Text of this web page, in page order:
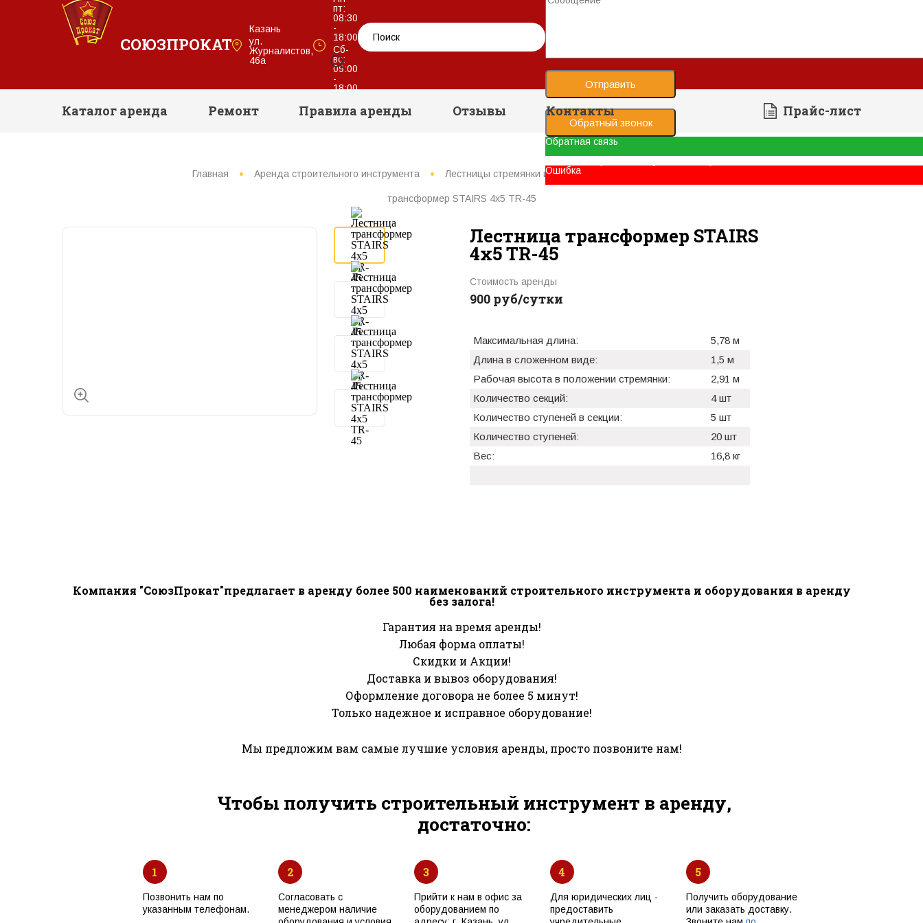
СОЮЗПРОКАТ
Казань
ул.
Журналистов,
46а
пт:
08:30
-
18:00
Сб-
вс:
09:00
-
18:00
Отправить
Обратный звонок
Обратная связь
Ошибка
Каталог аренда Ремонт Правила аренды Отзывы Контакты Прайс-лист
Главная Аренда строительного инструмента Лестницы стремянки и лестницы трансформер
трансформер STAIRS 4х5 TR-45
Лестница трансформер STAIRS
4х5 TR-45
Стоимость аренды
900 руб/сутки
Максимальная длина:
5,78 м
Длина в сложенном виде:
1,5 м
Рабочая высота в положении стремянки:
2,91 м
Количество секций:
4 шт
Количество ступеней в секции:
5 шт
Количество ступеней:
20 шт
Вес:
16,8 кг
Компания "СоюзПрокат"предлагает в аренду более 500 наименований строительного инструмента и оборудования в аренду
без залога!
Гарантия на время аренды!
Любая форма оплаты!
Скидки и Акции!
Доставка и вывоз оборудования!
Оформление договора не более 5 минут!
Только надежное и исправное оборудование!
Мы предложим вам самые лучшие условия аренды, просто позвоните нам!
Чтобы получить строительный инструмент в аренду,
достаточно:
1
Позвонить нам по
указанным телефонам.
2
Согласовать с
менеджером наличие
3
Прийти к нам в офис за
оборудованием по
4
Для юридических лиц -
предоставить
5
Получить оборудование
или заказать доставку.